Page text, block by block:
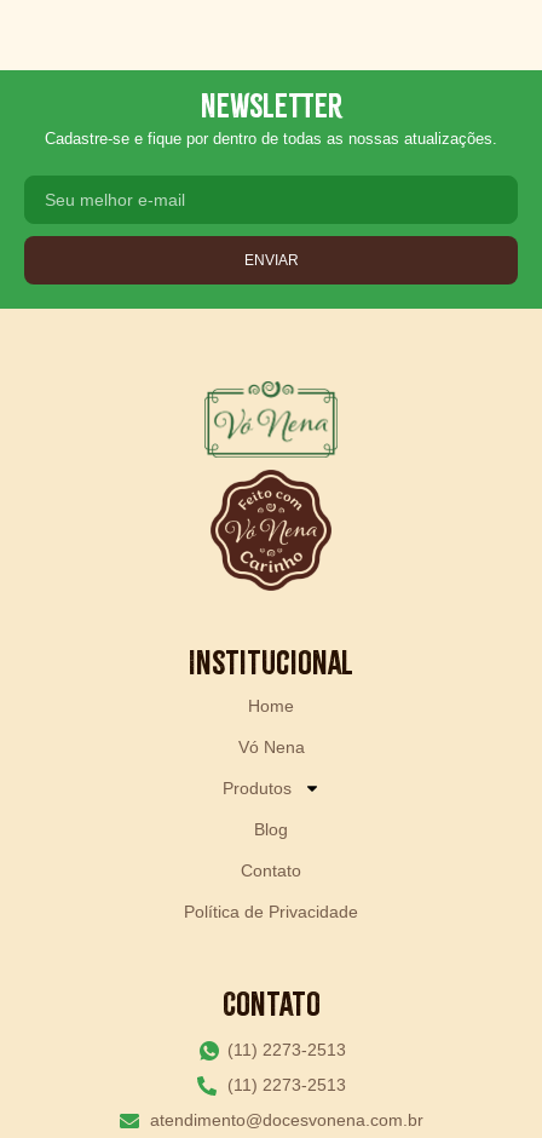
Newsletter
Cadastre-se e fique por dentro de todas as nossas atualizações.
ENVIAR
Institucional
Home
Vó Nena
Produtos
Blog
Contato
Política de Privacidade
Contato
(11) 2273-2513
(11) 2273-2513
atendimento@docesvonena.com.br